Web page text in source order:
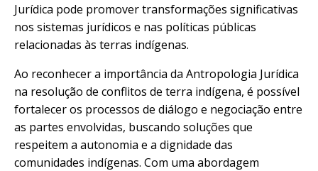
Jurídica pode promover transformações significativas
nos sistemas jurídicos e nas políticas públicas
relacionadas às terras indígenas.
Ao reconhecer a importância da Antropologia Jurídica
na resolução de conflitos de terra indígena, é possível
fortalecer os processos de diálogo e negociação entre
as partes envolvidas, buscando soluções que
respeitem a autonomia e a dignidade das
comunidades indígenas. Com uma abordagem